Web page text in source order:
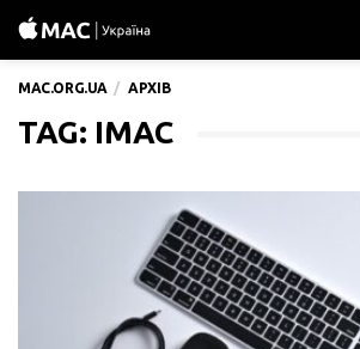
MAC.ORG.UA АРХІВ
TAG: IMAC